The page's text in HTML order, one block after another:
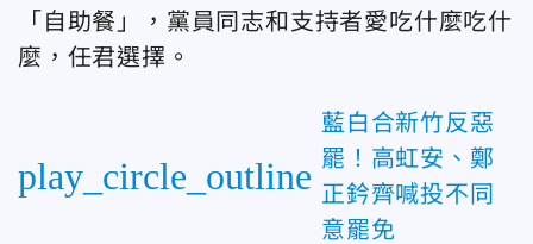
「自助餐」，黨員同志和支持者愛吃什麼吃什
麼，任君選擇。
play_circle_outline
藍白合新竹反惡
罷！高虹安、鄭
正鈐齊喊投不同
意罷免